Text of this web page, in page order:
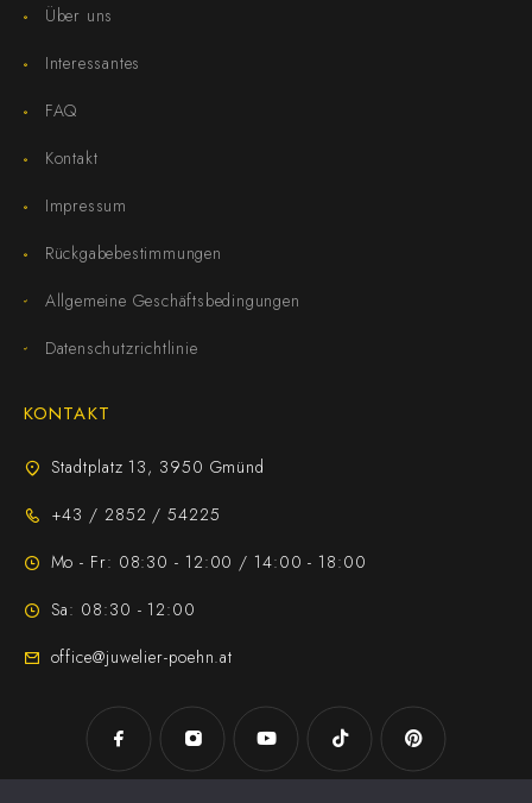
Über uns
Interessantes
FAQ
Kontakt
Impressum
Rückgabebestimmungen
Allgemeine Geschäftsbedingungen
Datenschutzrichtlinie
KONTAKT
Stadtplatz 13, 3950 Gmünd
+43 / 2852 / 54225
Mo - Fr: 08:30 - 12:00 / 14:00 - 18:00
Sa: 08:30 - 12:00
office@juwelier-poehn.at